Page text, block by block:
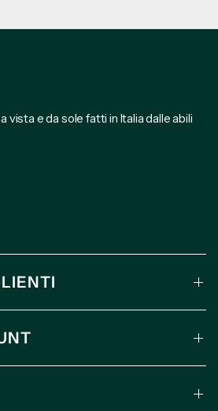
vista e da sole fatti in Italia dalle abili